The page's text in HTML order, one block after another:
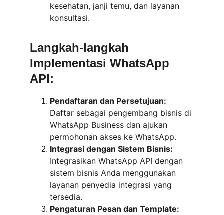
kesehatan, janji temu, dan layanan
konsultasi.
Langkah-langkah
Implementasi WhatsApp
API:
Pendaftaran dan Persetujuan:
Daftar sebagai pengembang bisnis di
WhatsApp Business dan ajukan
permohonan akses ke WhatsApp.
Integrasi dengan Sistem Bisnis:
Integrasikan WhatsApp API dengan
sistem bisnis Anda menggunakan
layanan penyedia integrasi yang
tersedia.
Pengaturan Pesan dan Template: